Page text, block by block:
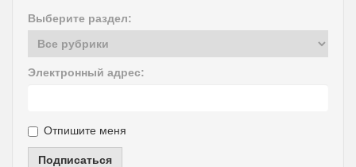
Выберите раздел:
Электронный адрес:
Отпишите меня
Подписаться